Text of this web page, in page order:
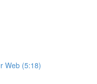
Web (5:18)